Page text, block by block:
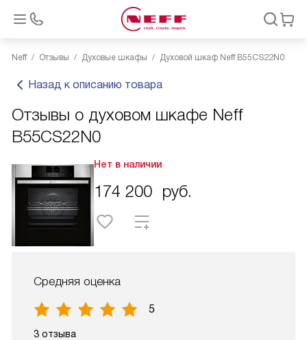
Neff Отзывы Духовые шкафы Духовой шкаф Neff B55CS22N0
Назад к описанию товара
Отзывы о духовом шкафе Neff
B55CS22N0
Нет в наличии
174 200 руб.
Средняя оценка
5
3 отзыва